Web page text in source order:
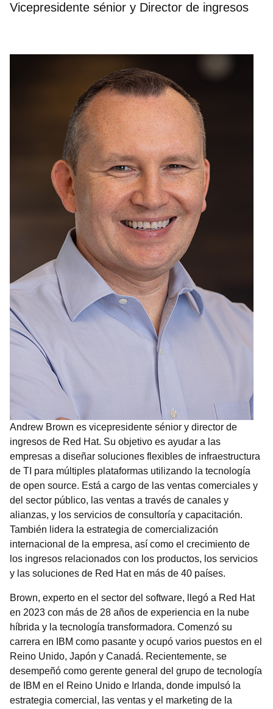
Vicepresidente sénior y Director de ingresos
Andrew Brown es vicepresidente sénior y director de
ingresos de Red Hat. Su objetivo es ayudar a las
empresas a diseñar soluciones flexibles de infraestructura
de TI para múltiples plataformas utilizando la tecnología
de open source. Está a cargo de las ventas comerciales y
del sector público, las ventas a través de canales y
alianzas, y los servicios de consultoría y capacitación.
También lidera la estrategia de comercialización
internacional de la empresa, así como el crecimiento de
los ingresos relacionados con los productos, los servicios
y las soluciones de Red Hat en más de 40 países.
Brown, experto en el sector del software, llegó a Red Hat
en 2023 con más de 28 años de experiencia en la nube
híbrida y la tecnología transformadora. Comenzó su
carrera en IBM como pasante y ocupó varios puestos en el
Reino Unido, Japón y Canadá. Recientemente, se
desempeñó como gerente general del grupo de tecnología
de IBM en el Reino Unido e Irlanda, donde impulsó la
estrategia comercial, las ventas y el marketing de la